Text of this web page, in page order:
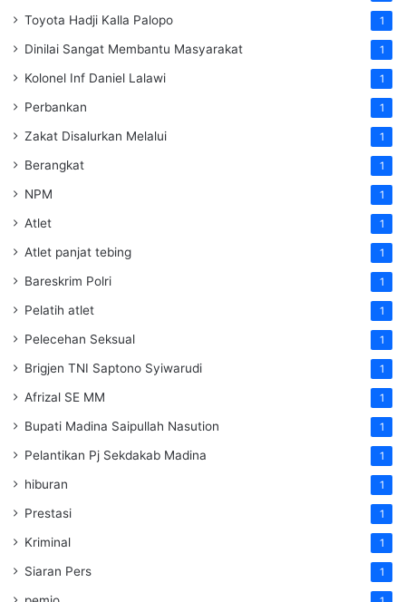
Toyota Hadji Kalla Palopo 1
Dinilai Sangat Membantu Masyarakat 1
Kolonel Inf Daniel Lalawi 1
Perbankan 1
Zakat Disalurkan Melalui 1
Berangkat 1
NPM 1
Atlet 1
Atlet panjat tebing 1
Bareskrim Polri 1
Pelatih atlet 1
Pelecehan Seksual 1
Brigjen TNI Saptono Syiwarudi 1
Afrizal SE MM 1
Bupati Madina Saipullah Nasution 1
Pelantikan Pj Sekdakab Madina 1
hiburan 1
Prestasi 1
Kriminal 1
Siaran Pers 1